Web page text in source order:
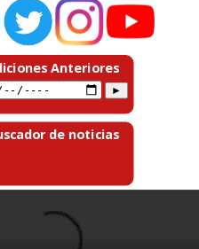
Anteriores
de noticias